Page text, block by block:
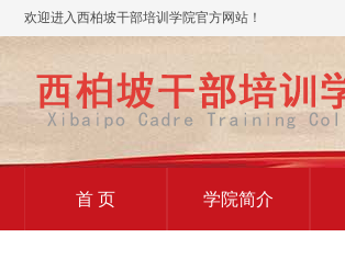
欢迎进入西柏坡干部培训学院官方网站！
首 页 学院简介